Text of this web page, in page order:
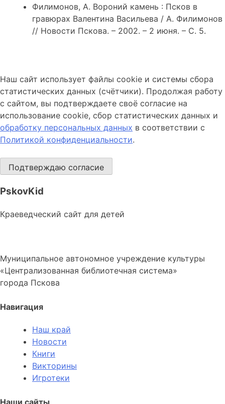
Филимонов, А. Вороний камень : Псков в
гравюрах Валентина Васильева / А. Филимонов
// Новости Пскова. – 2002. – 2 июня. – С. 5.
Наш сайт использует файлы cookie и системы сбора
статистических данных (счётчики). Продолжая работу
с сайтом, вы подтверждаете своё согласие на
использование cookie, сбор статистических данных и
обработку персональных данных в соответствии с
Политикой конфиденциальности.
Подтверждаю согласие
PskovKid
Краеведческий сайт для детей
Муниципальное автономное учреждение культуры
«Централизованная библиотечная система»
города Пскова
Навигация
Наш край
Новости
Книги
Викторины
Игротеки
Наши сайты